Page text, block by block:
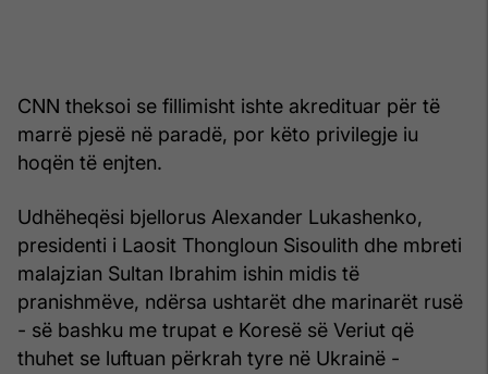
CNN theksoi se fillimisht ishte akredituar për të
marrë pjesë në paradë, por këto privilegje iu
hoqën të enjten.
Udhëheqësi bjellorus Alexander Lukashenko,
presidenti i Laosit Thongloun Sisoulith dhe mbreti
malajzian Sultan Ibrahim ishin midis të
pranishmëve, ndërsa ushtarët dhe marinarët rusë
- së bashku me trupat e Koresë së Veriut që
thuhet se luftuan përkrah tyre në Ukrainë -